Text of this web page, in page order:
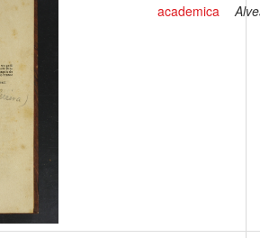
academica